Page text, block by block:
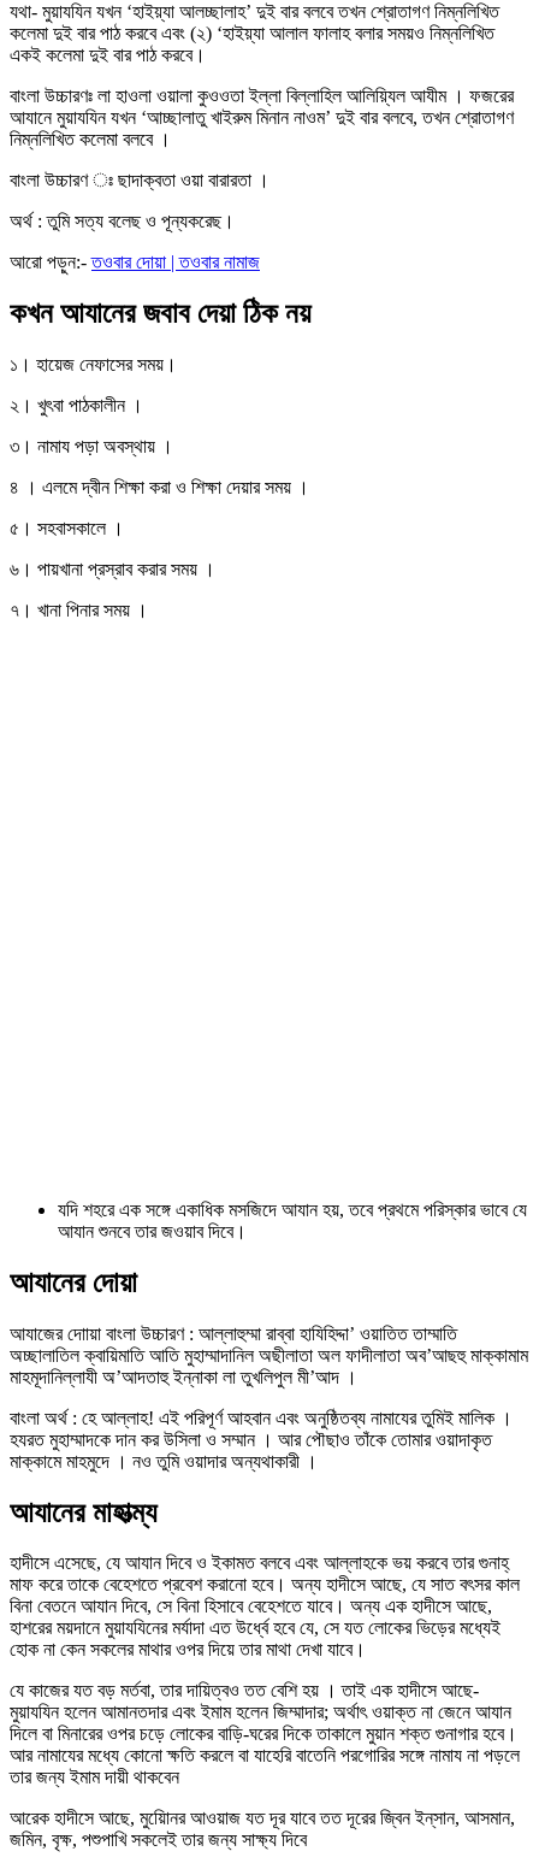
যথা- মুয়াযযিন যখন ‘হাইয়্যা আলচ্ছালাহ’ দুই বার বলবে তখন শ্রোতাগণ নিম্নলিখিত
কলেমা দুই বার পাঠ করবে এবং (২) ‘হাইয়্যা আলাল ফালাহ বলার সময়ও নিম্নলিখিত
একই কলেমা দুই বার পাঠ করবে।
বাংলা উচ্চারণঃ লা হাওলা ওয়ালা কুওওতা ইল্লা বিল্লাহিল আলিয়্যিল আযীম । ফজরের
আযানে মুয়াযযিন যখন ‘আচ্ছালাতু খাইরুম মিনান নাওম’ দুই বার বলবে, তখন শ্রোতাগণ
নিম্নলিখিত কলেমা বলবে ।
বাংলা উচ্চারণ ঃ ছাদাক্বতা ওয়া বারারতা ।
অর্থ : তুমি সত্য বলেছ ও পূন্যকরেছ।
আরো পড়ুন:-তওবার দোয়া | তওবার নামাজ
কখন আযানের জবাব দেয়া ঠিক নয়
১। হায়েজ নেফাসের সময়।
২। খুৎবা পাঠকালীন ।
৩। নামায পড়া অবস্থায় ।
৪ । এলমে দ্বীন শিক্ষা করা ও শিক্ষা দেয়ার সময় ।
৫। সহবাসকালে ।
৬। পায়খানা প্রস্রাব করার সময় ।
৭। খানা পিনার সময় ।
যদি শহরে এক সঙ্গে একাধিক মসজিদে আযান হয়, তবে প্রথমে পরিস্কার ভাবে যে
আযান শুনবে তার জওয়াব দিবে।
আযানের দোয়া
আযাজের দোায়া বাংলা উচ্চারণ : আল্লাহুম্মা রাব্বা হাযিহিদ্দা’ ওয়াতিত তাম্মাতি
অচ্ছালাতিল ক্বায়িমাতি আতি মুহাম্মাদানিল অছীলাতা অল ফাদীলাতা অব’আছহু মাক্কামাম
মাহমূদানিল্লাযী অ’আদতাহু ইন্নাকা লা তুখলিপুল মী’আদ ।
বাংলা অর্থ : হে আল্লাহ! এই পরিপূর্ণ আহবান এবং অনুষ্ঠিতব্য নামাযের তুমিই মালিক ।
হযরত মুহাম্মাদকে দান কর উসিলা ও সম্মান । আর পৌছাও তাঁকে তোমার ওয়াদাকৃত
মাক্কামে মাহমুদে । নও তুমি ওয়াদার অন্যথাকারী ।
আযানের মাহাত্ম্য
হাদীসে এসেছে, যে আযান দিবে ও ইকামত বলবে এবং আল্লাহকে ভয় করবে তার গুনাহ্
মাফ করে তাকে বেহেশতে প্রবেশ করানো হবে। অন্য হাদীসে আছে, যে সাত বৎসর কাল
বিনা বেতনে আযান দিবে, সে বিনা হিসাবে বেহেশতে যাবে। অন্য এক হাদীসে আছে,
হাশরের ময়দানে মুয়াযযিনের মর্যাদা এত উর্ধ্বে হবে যে, সে যত লোকের ভিড়ের মধ্যেই
হোক না কেন সকলের মাথার ওপর দিয়ে তার মাথা দেখা যাবে।
যে কাজের যত বড় মর্তবা, তার দায়িত্বও তত বেশি হয় । তাই এক হাদীসে আছে-
মুয়াযযিন হলেন আমানতদার এবং ইমাম হলেন জিম্মাদার; অর্থাৎ ওয়াক্ত না জেনে আযান
দিলে বা মিনারের ওপর চড়ে লোকের বাড়ি-ঘরের দিকে তাকালে মুয়ান শক্ত গুনাগার হবে।
আর নামাযের মধ্যে কোনো ক্ষতি করলে বা যাহেরি বাতেনি পরগোরির সঙ্গে নামায না পড়লে
তার জন্য ইমাম দায়ী থাকবেন
আরেক হাদীসে আছে, মুয়ােিনর আওয়াজ যত দূর যাবে তত দূরের জ্বিন ইন্‌সান, আসমান,
জমিন, বৃক্ষ, পশুপাখি সকলেই তার জন্য সাক্ষ্য দিবে